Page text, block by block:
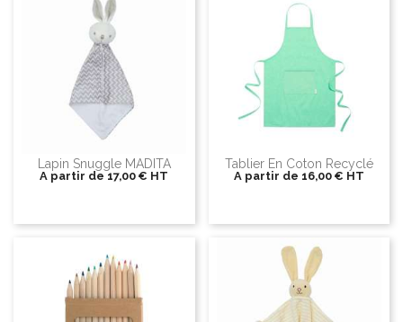
Lapin Snuggle MADITA
A partir de17,00 € HT
Tablier En Coton Recyclé
A partir de 16,00 € HT